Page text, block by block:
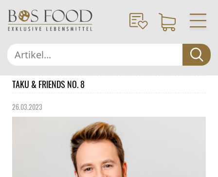
TAKU & FRIENDS NO. 8
26.03.2023